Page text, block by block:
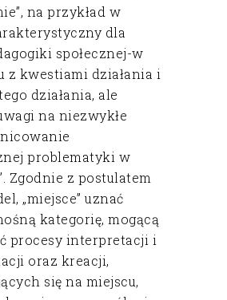
na przykład w
dla
społecznej-w
z kwestiami działania i
działania, ale
na niezwykłe
problematyki w
Zgodnie z postulatem
„miejsce” uznać
kategorię, mogącą
procesy interpretacji i
oraz kreacji,
się na miejscu,